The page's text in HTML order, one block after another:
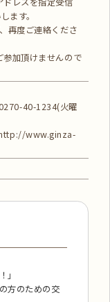
ます。
再度ご連絡くださ
参加頂けませんので
40-1234(火曜
www.ginza-
方のための交